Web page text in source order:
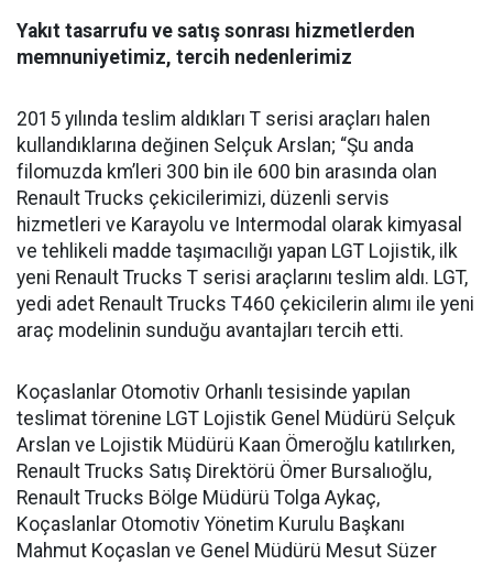
Yakıt tasarrufu ve satış sonrası hizmetlerden
memnuniyetimiz, tercih nedenlerimiz
2015 yılında teslim aldıkları T serisi araçları halen
kullandıklarına değinen Selçuk Arslan; “Şu anda
filomuzda km’leri 300 bin ile 600 bin arasında olan
Renault Trucks çekicilerimizi, düzenli servis
hizmetleri ve Karayolu ve Intermodal olarak kimyasal
ve tehlikeli madde taşımacılığı yapan LGT Lojistik, ilk
yeni Renault Trucks T serisi araçlarını teslim aldı. LGT,
yedi adet Renault Trucks T460 çekicilerin alımı ile yeni
araç modelinin sunduğu avantajları tercih etti.
Koçaslanlar Otomotiv Orhanlı tesisinde yapılan
teslimat törenine LGT Lojistik Genel Müdürü Selçuk
Arslan ve Lojistik Müdürü Kaan Ömeroğlu katılırken,
Renault Trucks Satış Direktörü Ömer Bursalıoğlu,
Renault Trucks Bölge Müdürü Tolga Aykaç,
Koçaslanlar Otomotiv Yönetim Kurulu Başkanı
Mahmut Koçaslan ve Genel Müdürü Mesut Süzer